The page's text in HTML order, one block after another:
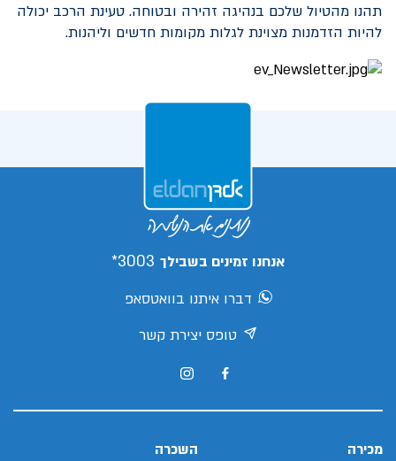
תהנו מהטיול שלכם בנהיגה זהירה ובטוחה. טעינת הרכב יכולה
להיות הזדמנות מצוינת לגלות מקומות חדשים וליהנות.
אנחנו זמינים בשבילך 3003*
דברו איתנו בוואטסאפ
טופס יצירת קשר
מכירה השכרה